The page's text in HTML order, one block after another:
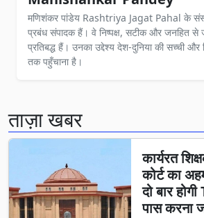
मणिशंकर पांडेय Rashtriya Jagat Pahal के
प्रबंध संपादक हैं। वे निष्पक्ष, सटीक और जनहित से
प्रतिबद्ध हैं। उनका उद्देश्य देश-दुनिया की सच्ची और
तक पहुँचाना है।
ताज़ा खबर
कार्यरत
कोर्ट का
दो बार
पास करना